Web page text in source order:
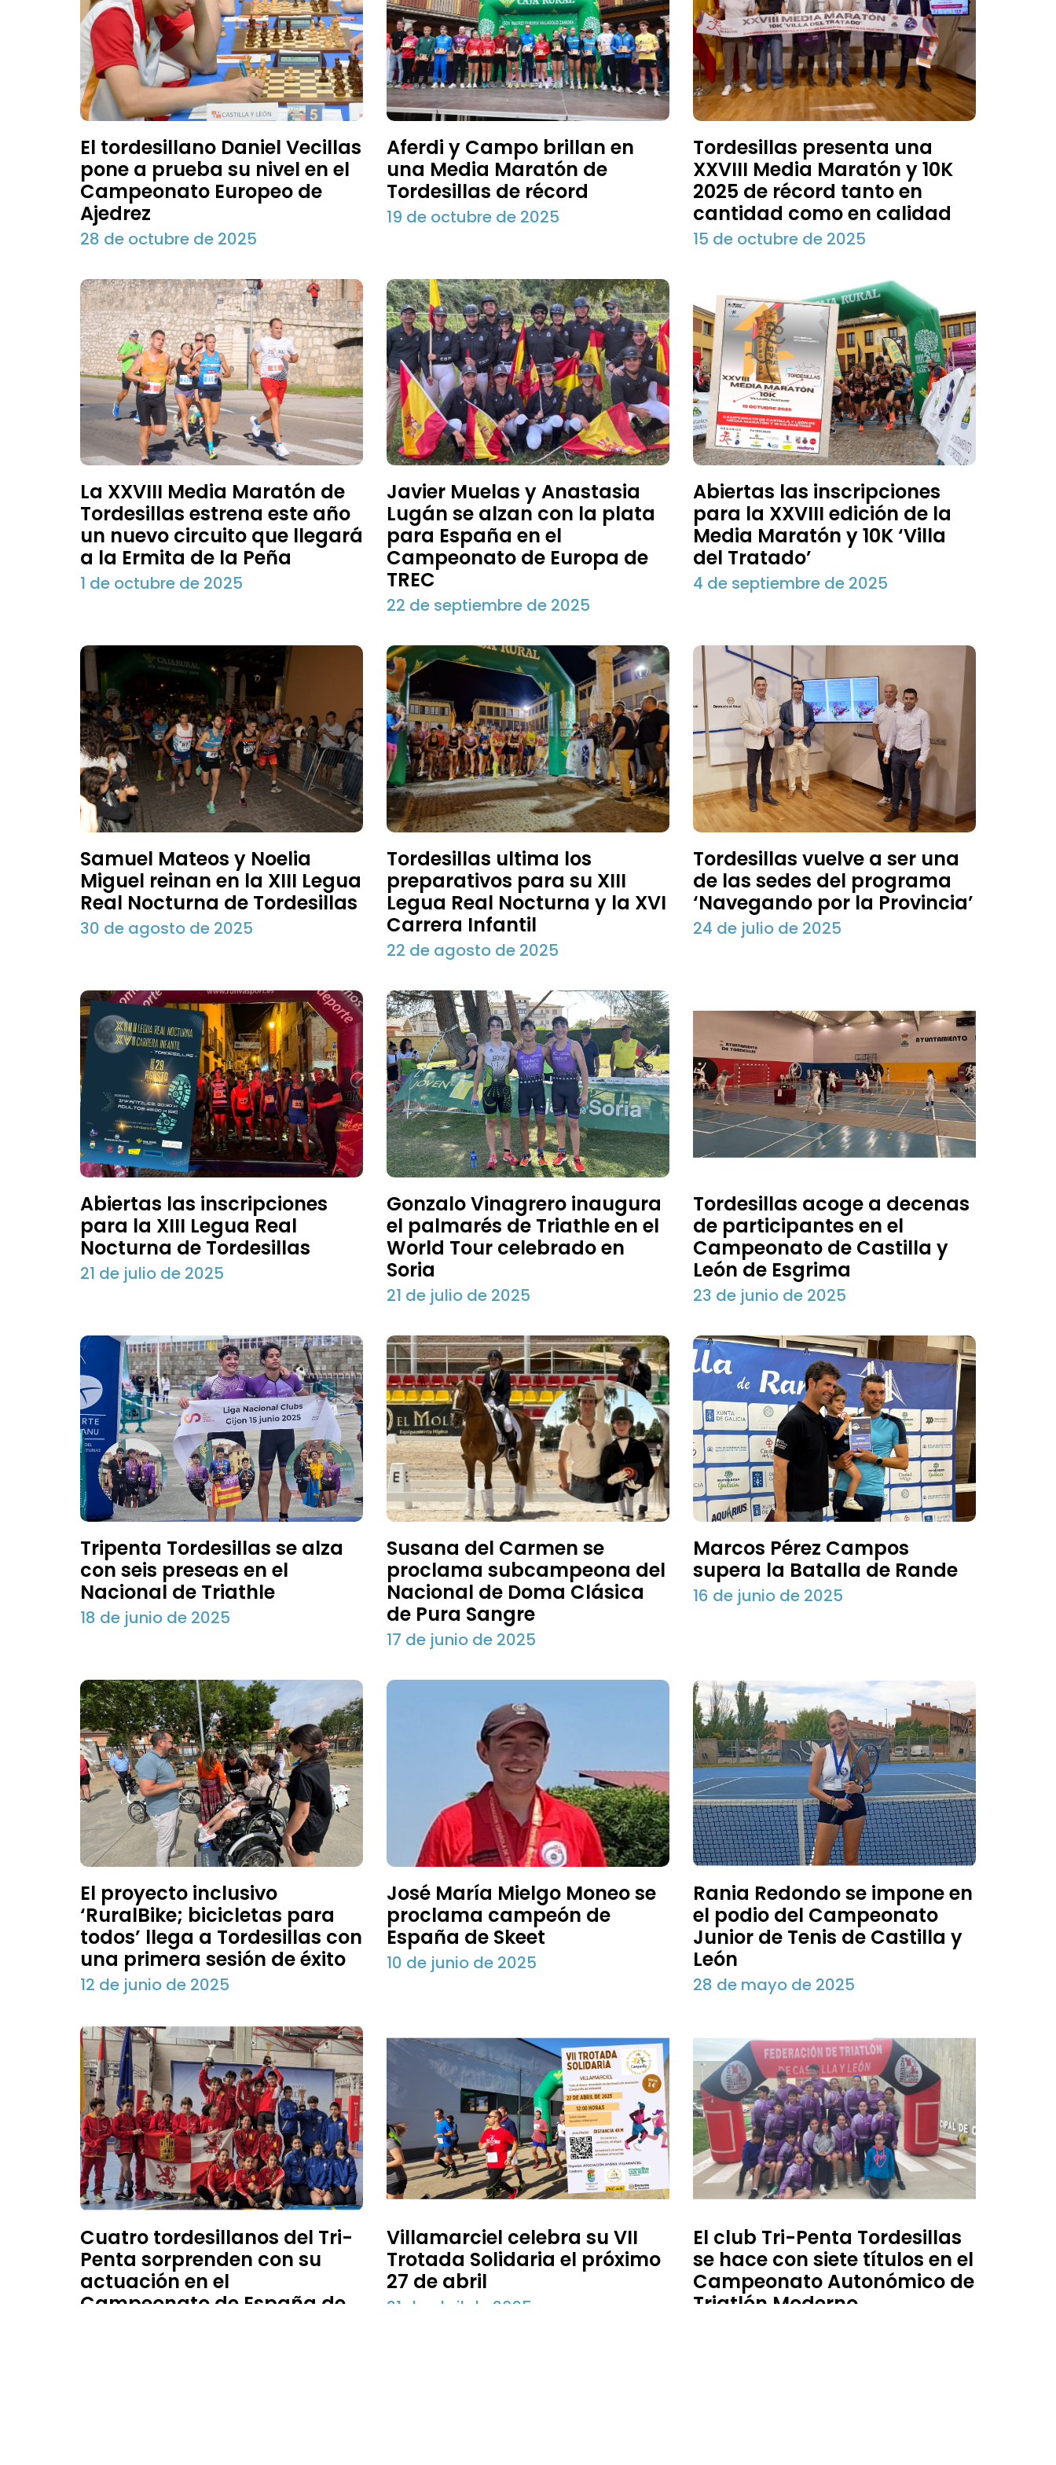
El tordesillano Daniel Vecillas
pone a prueba su nivel en el
Campeonato Europeo de
Ajedrez
28 de octubre de 2025
Aferdi y Campo brillan en
una Media Maratón de
Tordesillas de récord
19 de octubre de 2025
Tordesillas presenta una
XXVIII Media Maratón y 10K
2025 de récord tanto en
cantidad como en calidad
15 de octubre de 2025
La XXVIII Media Maratón de
Tordesillas estrena este año
un nuevo circuito que llegará
a la Ermita de la Peña
1 de octubre de 2025
Javier Muelas y Anastasia
Lugán se alzan con la plata
para España en el
Campeonato de Europa de
TREC
22 de septiembre de 2025
Abiertas las inscripciones
para la XXVIII edición de la
Media Maratón y 10K ‘Villa
del Tratado’
4 de septiembre de 2025
Samuel Mateos y Noelia
Miguel reinan en la XIII Legua
Real Nocturna de Tordesillas
30 de agosto de 2025
Tordesillas ultima los
preparativos para su XIII
Legua Real Nocturna y la XVI
Carrera Infantil
22 de agosto de 2025
Tordesillas vuelve a ser una
de las sedes del programa
‘Navegando por la Provincia’
24 de julio de 2025
Abiertas las inscripciones
para la XIII Legua Real
Nocturna de Tordesillas
21 de julio de 2025
Gonzalo Vinagrero inaugura
el palmarés de Triathle en el
World Tour celebrado en
Soria
21 de julio de 2025
Tordesillas acoge a decenas
de participantes en el
Campeonato de Castilla y
León de Esgrima
23 de junio de 2025
Tripenta Tordesillas se alza
con seis preseas en el
Nacional de Triathle
18 de junio de 2025
Susana del Carmen se
proclama subcampeona del
Nacional de Doma Clásica
de Pura Sangre
17 de junio de 2025
Marcos Pérez Campos
supera la Batalla de Rande
16 de junio de 2025
El proyecto inclusivo
‘RuralBike; bicicletas para
todos’ llega a Tordesillas con
una primera sesión de éxito
12 de junio de 2025
José María Mielgo Moneo se
proclama campeón de
España de Skeet
10 de junio de 2025
Rania Redondo se impone en
el podio del Campeonato
Junior de Tenis de Castilla y
León
28 de mayo de 2025
Cuatro tordesillanos del Tri-
Penta sorprenden con su
actuación en el
Campeonato de España de
Villamarciel celebra su VII
Trotada Solidaria el próximo
27 de abril
21 de abril de 2025
El club Tri-Penta Tordesillas
se hace con siete títulos en el
Campeonato Autonómico de
Triatlón Moderno